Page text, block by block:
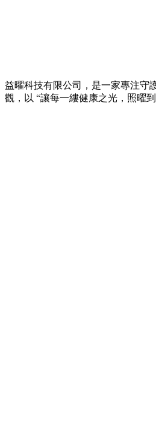
益曜科技有限公司，是一家專注守
觀，以 “讓每一縷健康之光，照曜